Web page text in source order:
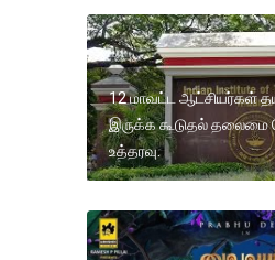
12 மாவட்ட ஆட்சியர்கள்
இருக்க கூடுதல் தலைமை
உத்தரவு.